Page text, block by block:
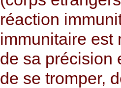
réaction
immunitaire est
de sa précision
de se tromper,